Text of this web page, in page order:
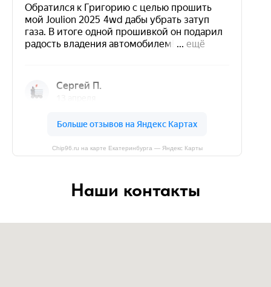
Chip96.ru на карте Екатеринбурга — Яндекс Карты
Наши контакты